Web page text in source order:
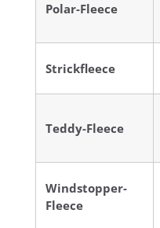
Polar-Fleece
Strickfleece
Teddy-Fleece
Windstopper-
Fleece